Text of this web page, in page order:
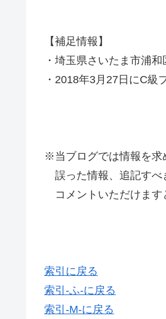
【補足情報】
・埼玉県さいたま市浦和
・2018年3月27日にC級
※当ブログでは情報を求
誤った情報、追記すべ
コメントいただけます
索引に戻る
索引-ふ-に戻る
索引-M-に戻る